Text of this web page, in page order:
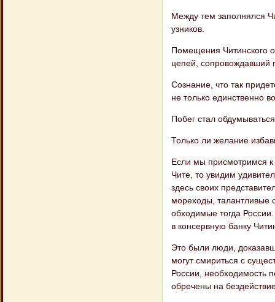
Между тем заполнялся
узников.
Помещения Читинского
цепей, сопро​вождавший
Сознание, что так
не только един​ственно
Побег стал
Только ли желание
Если мы присмотримся к
Чите, то уви​дим
здесь своих
мореходы, талантливые
обходимые тогда
в консерв​ную банку
Это были люди,
могут смириться с
России, необходи​мость
обречены на